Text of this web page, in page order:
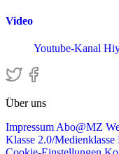
Video
Youtube-Kanal
Über uns
Impressum Abo@MZ
Klasse 2.0/Medienklasse